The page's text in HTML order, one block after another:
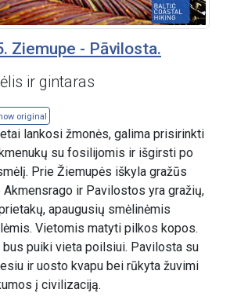
Ziemupe - Pāvilosta.
ir gintaras
original
lankosi žmonės, galima prisirinkti
su fosilijomis ir išgirsti po
Prie Žiemupės iškyla gražūs
ir Pavilostos yra gražių,
apaugusių smėlinėmis
Vietomis matyti pilkos kopos.
puiki vieta poilsiui. Pavilosta su
ir uosto kvapu bei rūkyta žuvimi
į civilizaciją.